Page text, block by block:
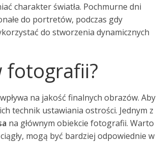
charakter światła. Pochmurne dni
do portretów, podczas gdy
do stworzenia dynamicznych
fotografii?
na jakość finalnych obrazów. Aby
technik ustawiania ostrości. Jednym z
na głównym obiekcie fotografii. Warto
mogą być bardziej odpowiednie w